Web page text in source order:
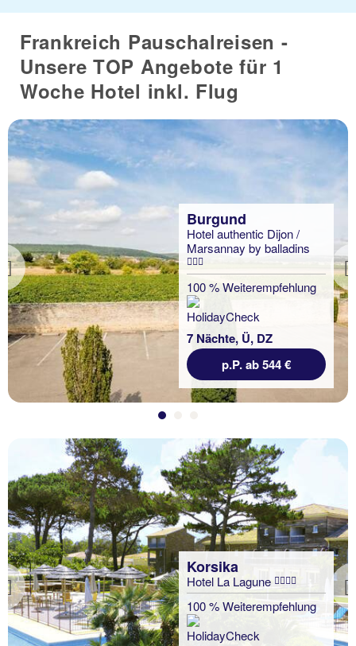
Frankreich Pauschalreisen -
Unsere TOP Angebote für 1
Woche Hotel inkl. Flug
Previous
Burgund
Hotel authentic Dijon /
Marsannay by balladins
100 % Weiterempfehlung
7 Nächte, Ü, DZ
p.P. ab 544 €
Previous
Korsika
Hotel La Lagune
100 % Weiterempfehlung